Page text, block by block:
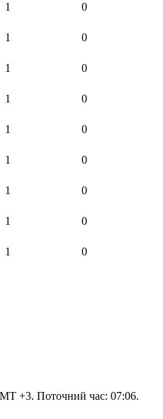
1 0
1 0
1 0
1 0
1 0
1 0
1 0
1 0
1 0
+3. Поточний час: 07:06.